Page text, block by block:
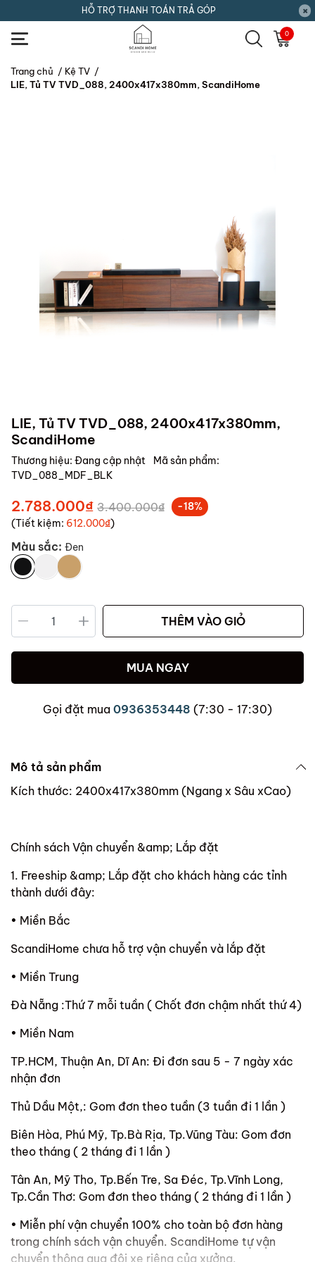
HỖ TRỢ THANH TOÁN TRẢ GÓP
0
Trang chủ / Kệ TV /
LIE, Tủ TV TVD_088, 2400x417x380mm, ScandiHome
LIE, Tủ TV TVD_088, 2400x417x380mm,
ScandiHome
Thương hiệu: Đang cập nhật
Mã sản phẩm:
TVD_088_MDF_BLK
2.788.000₫ 3.400.000₫
-18%
(Tiết kiệm: 612.000₫)
Màu sắc: Đen
THÊM VÀO GIỎ
MUA NGAY
Gọi đặt mua 0936353448 (7:30 - 17:30)
Mô tả sản phẩm
Kích thước: 2400x417x380mm (Ngang x Sâu xCao)
Chính sách Vận chuyển &amp; Lắp đặt
1. Freeship &amp; Lắp đặt cho khách hàng các tỉnh
thành dưới đây:
• Miền Bắc
ScandiHome chưa hỗ trợ vận chuyển và lắp đặt
• Miền Trung
Đà Nẵng :Thứ 7 mỗi tuần ( Chốt đơn chậm nhất thứ 4)
• Miền Nam
TP.HCM, Thuận An, Dĩ An: Đi đơn sau 5 - 7 ngày xác
nhận đơn
Thủ Dầu Một,: Gom đơn theo tuần (3 tuần đi 1 lần )
Biên Hòa, Phú Mỹ, Tp.Bà Rịa, Tp.Vũng Tàu: Gom đơn
theo tháng ( 2 tháng đi 1 lần )
Tân An, Mỹ Tho, Tp.Bến Tre, Sa Đéc, Tp.Vĩnh Long,
Tp.Cần Thơ: Gom đơn theo tháng ( 2 tháng đi 1 lần )
• Miễn phí vận chuyển 100% cho toàn bộ đơn hàng
trong chính sách vận chuyển. ScandiHome tự vận
chuyển thông qua đội xe riêng của xưởng.